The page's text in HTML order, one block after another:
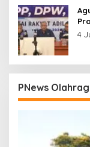
4
PNews